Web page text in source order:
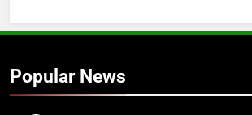
Popular News
प्रतिशोध की राजनीति
सरकार, कांग्रेस